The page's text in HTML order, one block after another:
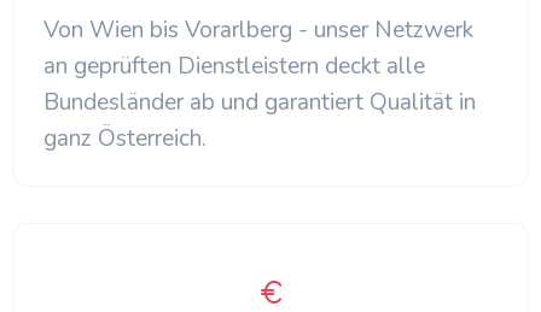
Von Wien bis Vorarlberg - unser Netzwerk
an geprüften Dienstleistern deckt alle
Bundesländer ab und garantiert Qualität in
ganz Österreich.